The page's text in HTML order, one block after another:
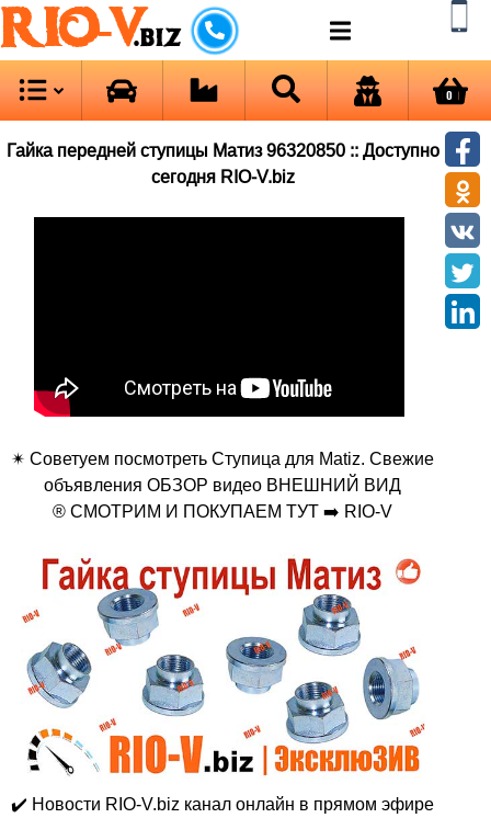
RIO-V.biz
0
Гайка передней ступицы Матиз 96320850 :: Доступно
сегодня RIO-V.biz
✴ Советуем посмотреть Ступица для Matiz. Свежие
объявления ОБЗОР видео ВНЕШНИЙ ВИД
® СМОТРИМ И ПОКУПАЕМ ТУТ ➡️ RIO-V
✔️ Новости RIO-V.biz канал онлайн в прямом эфире